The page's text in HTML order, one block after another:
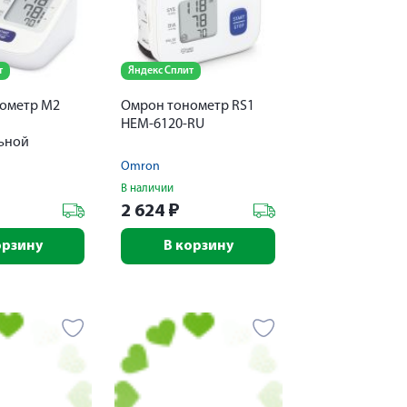
M2
Яндекс Сплит
Омрон тонометр RS1
НEM-6120-RU
Omron
В наличии
2 624 ₽
В корзину